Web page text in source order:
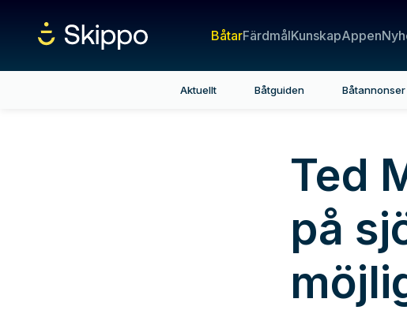
BåtarFärdmålKunskapAppen
Aktuellt Båtguiden Båtannonser
Ted
på